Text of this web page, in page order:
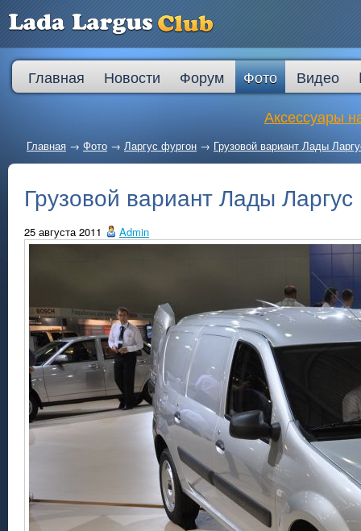
Главная Новости Форум Фото Видео
Аксессуары
Главная → Фото → Ларгус фургон → Грузовой вариант Лады
Грузовой вариант Лады Ларгус
25 августа 2011 Admin